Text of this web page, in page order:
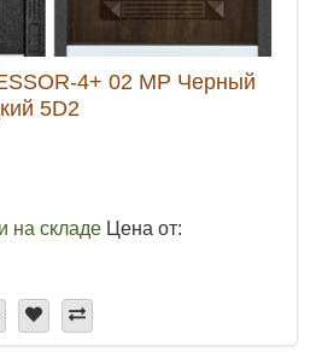
4+ 02 MP Черный
5D2
на складе Цена от: